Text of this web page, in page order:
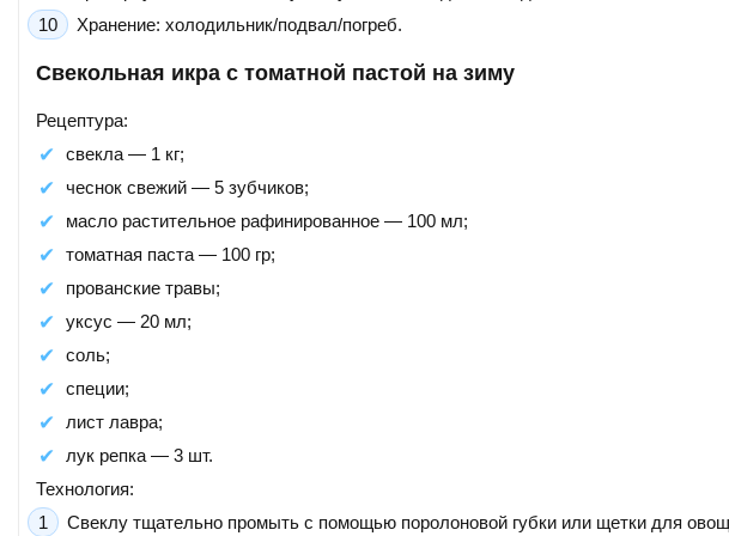
Хранение: холодильник/подвал/погреб.
Свекольная икра с томатной пастой на зиму
Рецептура:
свекла — 1 кг;
чеснок свежий — 5 зубчиков;
масло растительное рафинированное — 100 мл;
томатная паста — 100 гр;
прованские травы;
уксус — 20 мл;
соль;
специи;
лист лавра;
лук репка — 3 шт.
Технология:
Свеклу тщательно промыть с помощью поролоновой губки или щетки для